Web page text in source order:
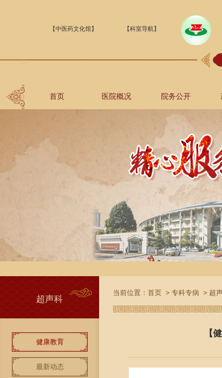
【中医药文化馆】 【科室导航】
首页 医院概况 院务公开
超声科
健康教育
最新动态
当前位置： 首页 > 专科专病 > 超
【